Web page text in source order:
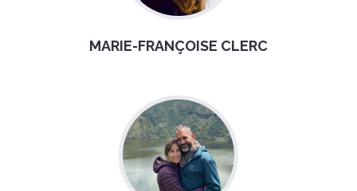
MARIE-FRANÇOISE CLERC